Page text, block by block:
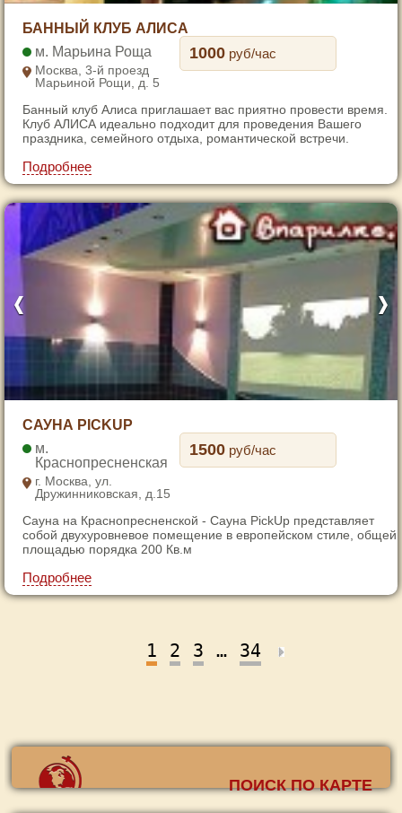
БАННЫЙ КЛУБ АЛИСА
Марьина Роща
Москва, 3-й проезд
Марьиной Рощи, д. 5
1000 руб/час
Банный клуб Алиса приглашает вас приятно провести время.
Клуб АЛИСА идеально подходит для проведения Вашего
праздника, семейного отдыха, романтической встречи.
Подробнее
САУНА PICKUP
Краснопресненская
г. Москва, ул.
Дружинниковская, д.15
1500 руб/час
Сауна на Краснопресненской - Сауна PickUp представляет
собой двухуровневое помещение в европейском стиле, общей
площадью порядка 200 Кв.м
Подробнее
1 2 3 … 34
ПОИСК ПО КАРТЕ